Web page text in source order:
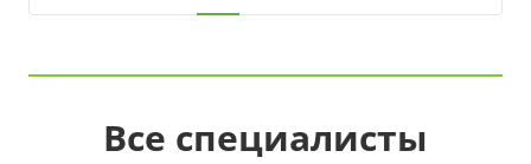
Все специалисты